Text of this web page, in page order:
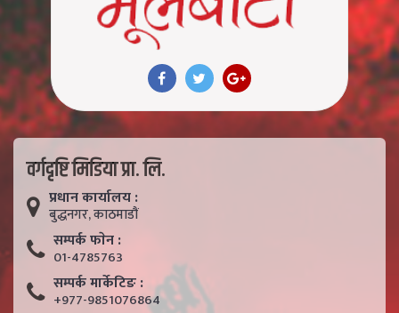
वर्गदृष्टि मिडिया प्रा. लि.
प्रधान कार्यालय :
बुद्धनगर, काठमाडाैं
सम्पर्क फाेन :
01-4785763
सम्पर्क मार्केटिङ :
+977-9851076864